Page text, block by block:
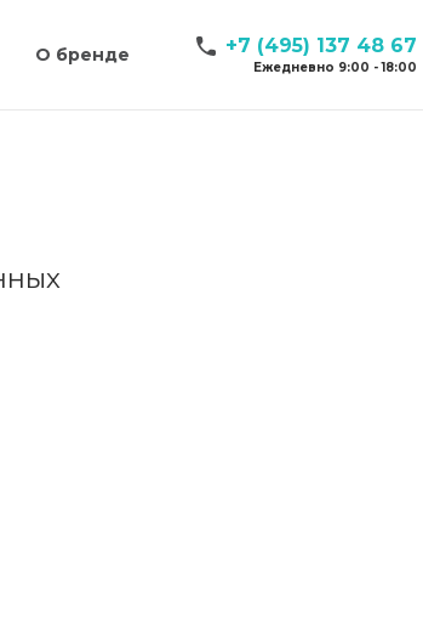
О бренде +7 (495) 137 48 67
Ежедневно 9:00 - 18:00